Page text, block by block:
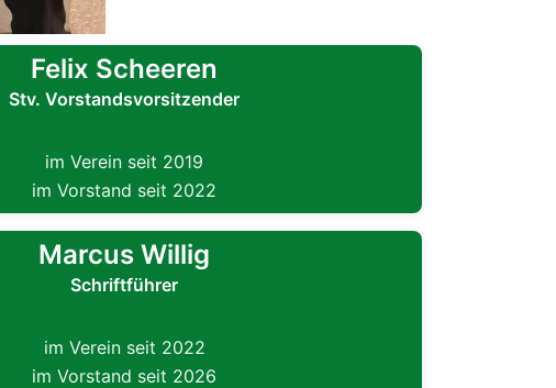
Felix Scheeren
Stv. Vorstandsvorsitzender
im Verein seit 2019
im Vorstand seit 2022
Marcus Willig
Schriftführer
im Verein seit 2022
im Vorstand seit 2026